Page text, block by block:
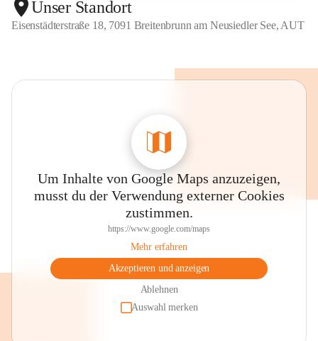
Unser Standort
Eisenstädterstraße 18, 7091 Breitenbrunn am Neusiedler See, AUT
Um Inhalte von Google Maps anzuzeigen,
musst du der Verwendung externer Cookies
zustimmen.
https://www.google.com/maps
Mehr erfahren
Akzeptieren und anzeigen
Ablehnen
Auswahl merken